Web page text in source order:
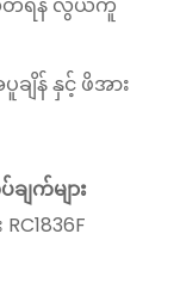
သတ်ရန် လွယ်ကူ
ျိန် နှင့် ဖိအား
ျက်များ